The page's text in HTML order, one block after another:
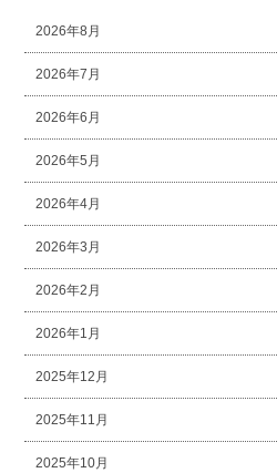
2026年8月
2026年7月
2026年6月
2026年5月
2026年4月
2026年3月
2026年2月
2026年1月
2025年12月
2025年11月
2025年10月